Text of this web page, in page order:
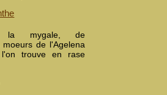
la mygale, de
de l'Agelena
l'on trouve en rase